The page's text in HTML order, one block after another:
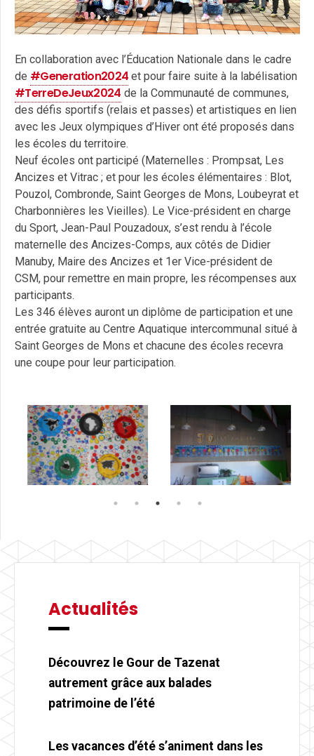
En collaboration avec l’Éducation Nationale dans le cadre
de #Generation2024 et pour faire suite à la labélisation
#TerreDeJeux2024 de la Communauté de communes,
des défis sportifs (relais et passes) et artistiques en lien
avec les Jeux olympiques d’Hiver ont été proposés dans
les écoles du territoire.
Neuf écoles ont participé (Maternelles : Prompsat, Les
Ancizes et Vitrac ; et pour les écoles élémentaires : Blot,
Pouzol, Combronde, Saint Georges de Mons, Loubeyrat et
Charbonnières les Vieilles). Le Vice-président en charge
du Sport, Jean-Paul Pouzadoux, s’est rendu à l’école
maternelle des Ancizes-Comps, aux côtés de Didier
Manuby, Maire des Ancizes et 1er Vice-président de
CSM, pour remettre en main propre, les récompenses aux
participants.
Les 346 élèves auront un diplôme de participation et une
entrée gratuite au Centre Aquatique intercommunal situé à
Saint Georges de Mons et chacune des écoles recevra
une coupe pour leur participation.
Actualités
Découvrez le Gour de Tazenat
autrement grâce aux balades
patrimoine de l’été
Les vacances d’été s’animent dans les